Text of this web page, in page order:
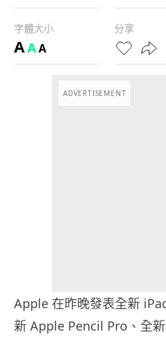
字體大小
AAA
分享
ADVERTISEMENT
Apple 在昨晚發表全新
新 Apple Pencil Pro、全